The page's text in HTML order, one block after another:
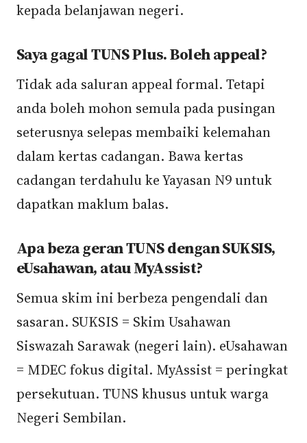
kepada belanjawan negeri.
Saya gagal TUNS Plus. Boleh appeal?
Tidak ada saluran appeal formal. Tetapi
anda boleh mohon semula pada pusingan
seterusnya selepas membaiki kelemahan
dalam kertas cadangan. Bawa kertas
cadangan terdahulu ke Yayasan N9 untuk
dapatkan maklum balas.
Apa beza geran TUNS dengan SUKSIS,
eUsahawan, atau MyAssist?
Semua skim ini berbeza pengendali dan
sasaran. SUKSIS = Skim Usahawan
Siswazah Sarawak (negeri lain). eUsahawan
= MDEC fokus digital. MyAssist = peringkat
persekutuan. TUNS khusus untuk warga
Negeri Sembilan.